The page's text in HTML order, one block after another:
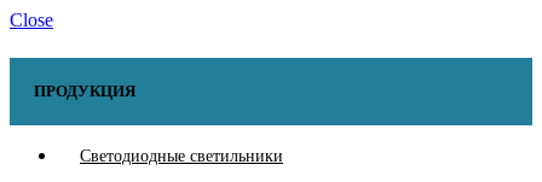
Close
ПРОДУКЦИЯ
Светодиодные светильники